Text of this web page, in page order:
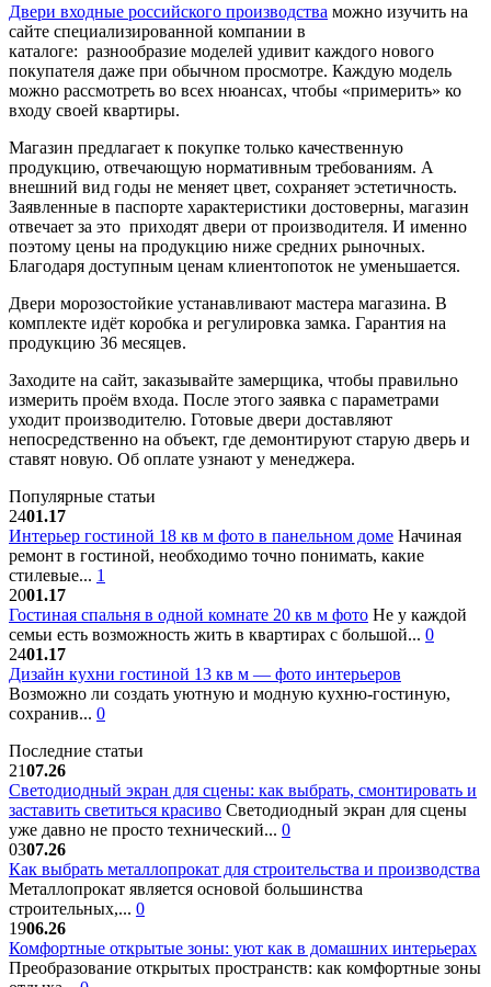
Двери входные российского производства можно изучить на
сайте специализированной компании в
каталоге: разнообразие моделей удивит каждого нового
покупателя даже при обычном просмотре. Каждую модель
можно рассмотреть во всех нюансах, чтобы «примерить» ко
входу своей квартиры.
Магазин предлагает к покупке только качественную
продукцию, отвечающую нормативным требованиям. А
внешний вид годы не меняет цвет, сохраняет эстетичность.
Заявленные в паспорте характеристики достоверны, магазин
отвечает за это приходят двери от производителя. И именно
поэтому цены на продукцию ниже средних рыночных.
Благодаря доступным ценам клиентопоток не уменьшается.
Двери морозостойкие устанавливают мастера магазина. В
комплекте идёт коробка и регулировка замка. Гарантия на
продукцию 36 месяцев.
Заходите на сайт, заказывайте замерщика, чтобы правильно
измерить проём входа. После этого заявка с параметрами
уходит производителю. Готовые двери доставляют
непосредственно на объект, где демонтируют старую дверь и
ставят новую. Об оплате узнают у менеджера.
Популярные статьи
2401.17
Интерьер гостиной 18 кв м фото в панельном доме Начиная
ремонт в гостиной, необходимо точно понимать, какие
стилевые... 1
2001.17
Гостиная спальня в одной комнате 20 кв м фото Не у каждой
семьи есть возможность жить в квартирах с большой... 0
2401.17
Дизайн кухни гостиной 13 кв м — фото интерьеров
Возможно ли создать уютную и модную кухню-гостиную,
сохранив... 0
Последние статьи
2107.26
Светодиодный экран для сцены: как выбрать, смонтировать и
заставить светиться красиво Светодиодный экран для сцены
уже давно не просто технический... 0
0307.26
Как выбрать металлопрокат для строительства и производства
Металлопрокат является основой большинства
строительных,... 0
1906.26
Комфортные открытые зоны: уют как в домашних интерьерах
Преобразование открытых пространств: как комфортные зоны